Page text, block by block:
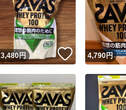
3,480円 いいね！
4,790円